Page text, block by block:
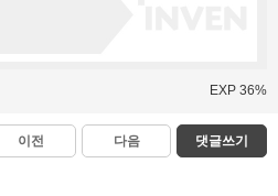
EXP 36%
이전 다음 댓글쓰기